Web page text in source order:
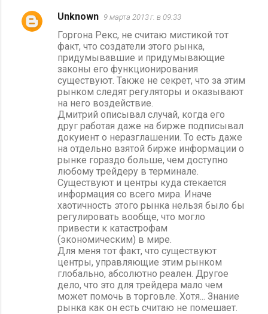
Unknown 9 марта 2013 г. в 09:33
Горгона Рекс, не считаю мистикой тот
факт, что создатели этого рынка,
придумывавшие и придумывающие
законы его функционирования
существуют. Также не секрет, что за этим
рынком следят регуляторы и оказывают
на него воздействие.
Дмитрий описывал случай, когда его
друг работая даже на бирже подписывал
докуиент о неразглашении. То есть даже
на отдельно взятой бирже информации о
рынке гораздо больше, чем доступно
любому трейдеру в терминале.
Существуют и центры куда стекается
информация со всего мира. Иначе
хаотичность этого рынка нельзя было бы
регулировать вообще, что могло
привести к катастрофам
(экономическим) в мире.
Для меня тот факт, что существуют
центры, управляющие этим рынком
глобально, абсолютно реален. Другое
дело, что это для трейдера мало чем
может помочь в торговле. Хотя... Знание
рынка как он есть считаю не помешает.